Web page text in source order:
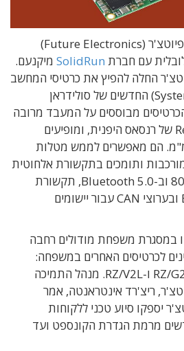
חברת ההפצה הגלובלית פיוטצ'ר (Future Electronics)
עם חברת SolidRun מיקנעם.
החלה להפיץ את כרטיסי המחשב
(System-on-Module – SoM) החדשים של סולידראן
מבוססים על המעבד מרובה
הליבות Renesas RZ/G2L של רנסאס היפנית, ומופיעים
של 30 על 47 מ"מ. הם מאפשרים לממש מטלות
מורכבות ותומכים בתקשורת אלחוטית
בתקני 802.11a/b/g/n/ac וב-Bluetooth 5.0, תקשורת
קווית מבוססת Ethernet ובערוצי CAN עבור יישומים
במסגרת משפחת מודולים רחבה
לכרטיסים האחרים במשפחה:
RZ/G2UL, RZ/G2LC, RZ/G2L ו-RZ/V2L. מנהל התמיכה
ריצ'רד אינטראנטה, אמר
יספקו סיוע טכני ללקוחות
מרמת הגדרת הקונספט ועד